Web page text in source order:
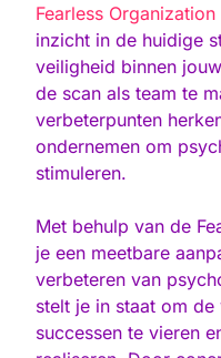
Fearless Organization
inzicht in de huidige
veiligheid binnen
de scan als team te
verbeterpunten
ondernemen om
stimuleren.
Met behulp van de
je een meetbare
verbeteren van
stelt je in staat om
successen te vieren